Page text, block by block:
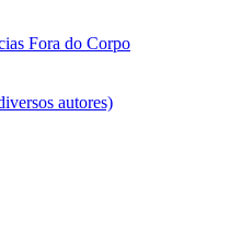
Fora do Corpo
autores)